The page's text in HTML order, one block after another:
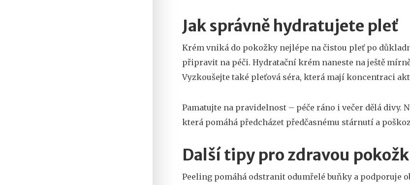
Jak správně hydratujete pleť
Krém vniká do pokožky nejlépe na čistou pleť po
připravit na péči. Hydratační krém naneste na ještě
Vyzkoušejte také pleťová séra, která mají koncentraci
Pamatujte na pravidelnost – péče ráno i večer dělá divy.
která pomáhá předcházet předčasnému stárnutí a
Další tipy pro zdravou
Peeling pomáhá odstranit odumřelé buňky a podporuje